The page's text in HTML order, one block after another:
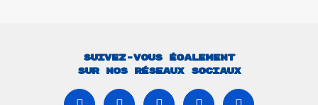
Suivez-vous également
sur nos réseaux sociaux